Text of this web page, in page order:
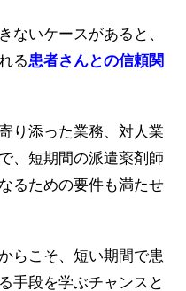
ないケースがあると、
る患者さんとの信頼関
り添った業務、対人業
、短期間の派遣薬剤師
るための要件も満たせ
らこそ、短い期間で患
手段を学ぶチャンスと